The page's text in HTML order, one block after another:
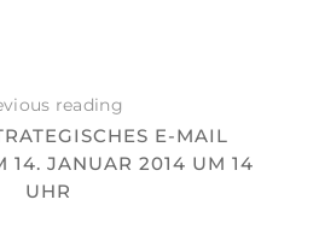
reading
E-MAIL
14. JANUAR 2014 UM 14
UHR